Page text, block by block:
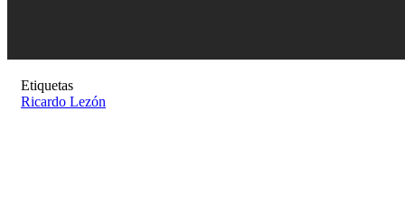
Etiquetas
Ricardo Lezón